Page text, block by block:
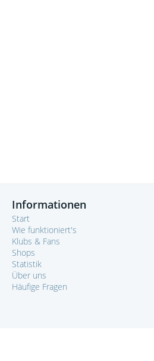
Informationen
Start
Wie funktioniert's
Klubs & Fans
Shops
Statistik
Über uns
Häufige Fragen